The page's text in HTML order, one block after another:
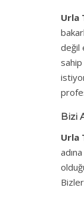
Urla
değil
Bizi
Urla